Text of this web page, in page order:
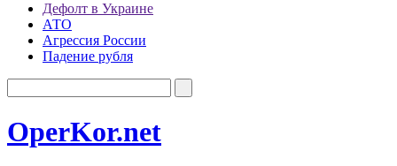
Дефолт в Украине
АТО
Агрессия России
Падение рубля
OperKor.net